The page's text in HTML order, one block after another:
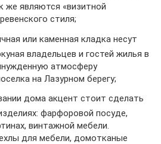
же являются «визитной
стиля;
или каменная кладка несут
владельцев и гостей жилья в
атмосферу
на Лазурном берегу;
дома акцент стоит сделать
фарфоровой посуде,
винтажной мебели.
для мебели, домотканые